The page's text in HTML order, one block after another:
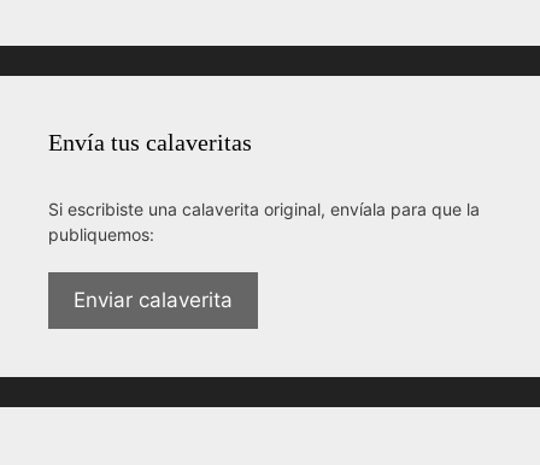
Envía tus calaveritas
Si escribiste una calaverita original, envíala para que la
publiquemos:
Enviar calaverita